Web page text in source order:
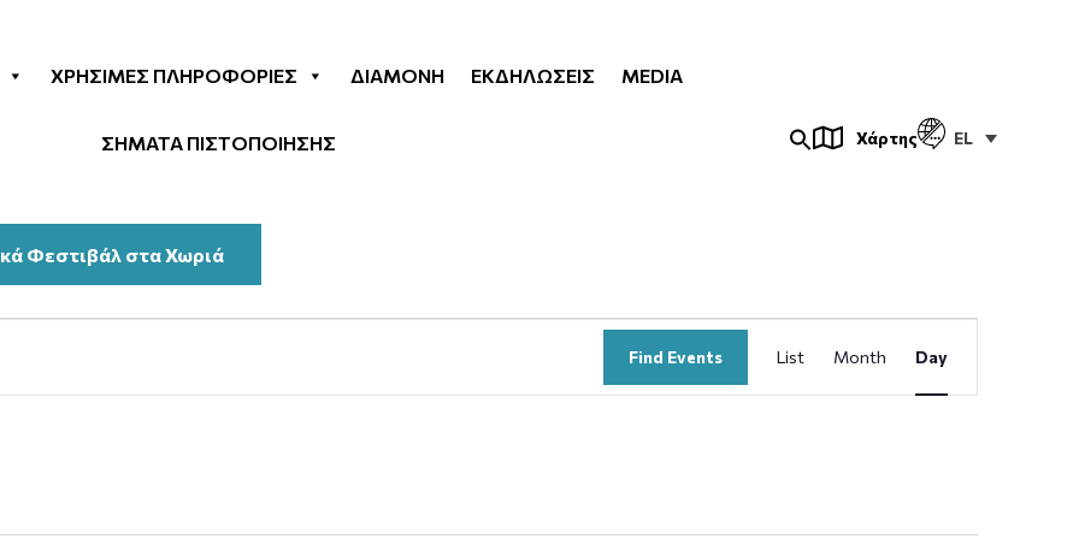
ΧΡΉΣΙΜΕΣ ΠΛΗΡΟΦΟΡΊΕΣ ΔΙΑΜΟΝΉ ΕΚΔΗΛΏΣΕΙΣ MEDIA
ΣΗΜΑΤΑ ΠΙΣΤΟΠΟΙΗΣΗΣ Χάρτης EL
Φεστιβάλ στα Χωριά
Find Events
Views
List Month Day